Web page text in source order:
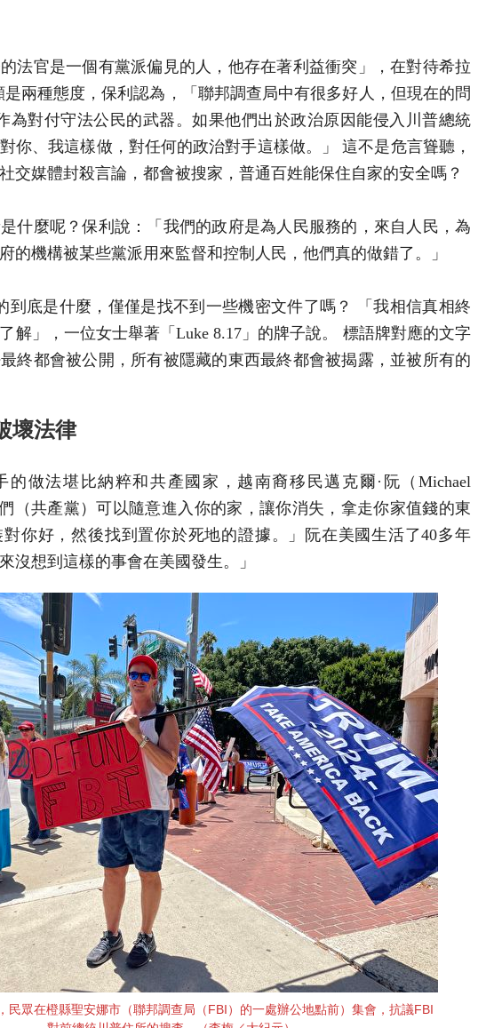
的法官是一個有黨派偏見的人，他存在著利益衝突」，在對待希拉
是兩種態度，保利認為，「聯邦調查局中有很多好人，但現在的問
為對付守法公民的武器。如果他們出於政治原因能侵入川普總統
你、我這樣做，對任何的政治對手這樣做。」 這不是危言聳聽，
交媒體封殺言論，都會被搜家，普通百姓能保住自家的安全嗎？
什麼呢？保利說：「我們的政府是為人民服務的，來自人民，為
的機構被某些黨派用來監督和控制人民，他們真的做錯了。」
到底是什麼，僅僅是找不到一些機密文件了嗎？ 「我相信真相終
解」，一位女士舉著「Luke 8.17」的牌子說。 標語牌對應的文字
終都會被公開，所有被隱藏的東西最終都會被揭露，並被所有的
壞法律
的做法堪比納粹和共產國家，越南裔移民邁克爾·阮（Michael
（共產黨）可以隨意進入你的家，讓你消失，拿走你家值錢的東
你好，然後找到置你於死地的證據。」阮在美國生活了40多年
沒想到這樣的事會在美國發生。」
民眾在橙縣聖安娜市（聯邦調查局（FBI）的一處辦公地點前）集會，抗議FBI